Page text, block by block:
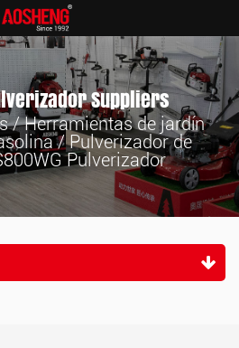
Suppliers
/Herramientas de jardín
/Pulverizador de
Pulverizador